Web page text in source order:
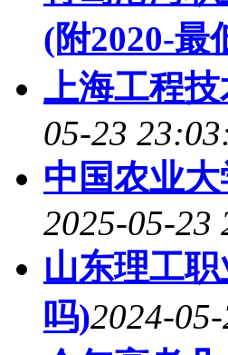
(附2020-最
上海工程
05-23
中国农业
2025-05-23
山东理工
吗)2024-